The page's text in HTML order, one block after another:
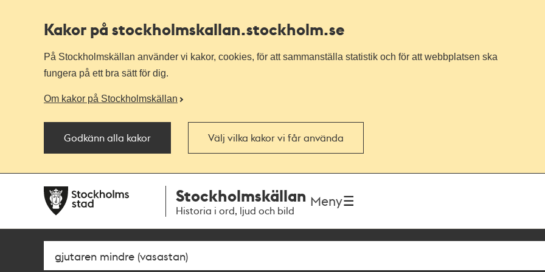
Kakor på stockholmskallan.stockholm.se
På Stockholmskällan använder vi kakor, cookies, för att sammanställa statistik och för att webbplatsen ska
fungera på ett bra sätt för dig.
Om kakor på Stockholmskällan
Godkänn alla kakor Välj vilka kakor vi får använda
navigationen
huvudinnehållet
Stockholmskällan
Historia i ord, ljud och bild
Meny
Sök